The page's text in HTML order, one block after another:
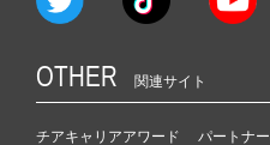
OTHER 関連サイト
チアキャリアアワード パートナ